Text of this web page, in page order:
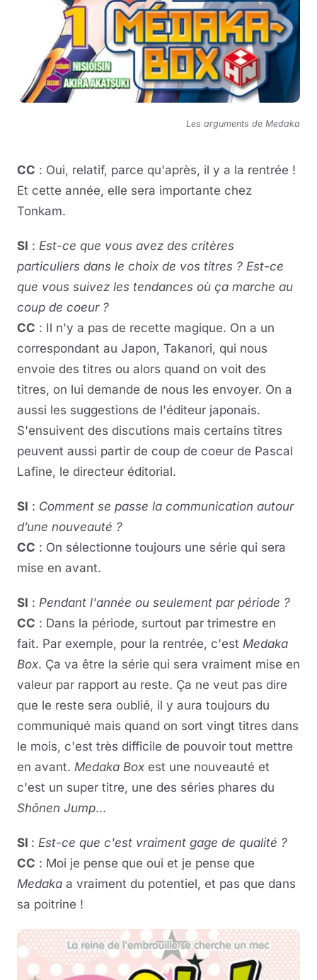
Les arguments de Medaka
CC : Oui, relatif, parce qu'après, il y a la rentrée !
Et cette année, elle sera importante chez
Tonkam.
SI : Est-ce que vous avez des critères
particuliers dans le choix de vos titres ? Est-ce
que vous suivez les tendances où ça marche au
coup de coeur ?
CC : Il n'y a pas de recette magique. On a un
correspondant au Japon, Takanori, qui nous
envoie des titres ou alors quand on voit des
titres, on lui demande de nous les envoyer. On a
aussi les suggestions de l'éditeur japonais.
S'ensuivent des discutions mais certains titres
peuvent aussi partir de coup de coeur de Pascal
Lafine, le directeur éditorial.
SI : Comment se passe la communication autour
d’une nouveauté ?
CC : On sélectionne toujours une série qui sera
mise en avant.
SI : Pendant l'année ou seulement par période ?
CC : Dans la période, surtout par trimestre en
fait. Par exemple, pour la rentrée, c'est Medaka
Box. Ça va être la série qui sera vraiment mise en
valeur par rapport au reste. Ça ne veut pas dire
que le reste sera oublié, il y aura toujours du
communiqué mais quand on sort vingt titres dans
le mois, c'est très difficile de pouvoir tout mettre
en avant. Medaka Box est une nouveauté et
c'est un super titre, une des séries phares du
Shônen Jump...
SI : Est-ce que c'est vraiment gage de qualité ?
CC : Moi je pense que oui et je pense que
Medaka a vraiment du potentiel, et pas que dans
sa poitrine !